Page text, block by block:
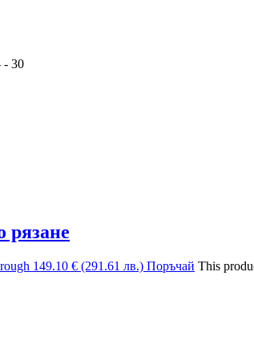
- 30
рязане
149.10 € (291.61 лв.) Поръчай This